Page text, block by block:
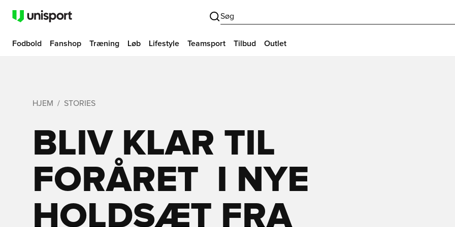
Søg
Fodbold Fanshop Træning Løb Lifestyle Teamsport Tilbud Outlet
HJEM STORIES
BLIV KLAR TIL
FORÅRET  I NYE
HOLDSÆT FRA